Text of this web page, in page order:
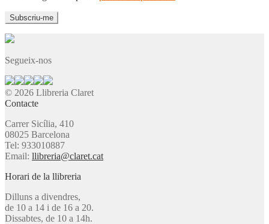
Segueix-nos
© 2026 Llibreria Claret
Contacte
Carrer Sicília, 410
08025 Barcelona
Tel: 933010887
Email: llibreria@claret.cat
Horari de la llibreria
Dilluns a divendres,
de 10 a 14 i de 16 a 20.
Dissabtes, de 10 a 14h.